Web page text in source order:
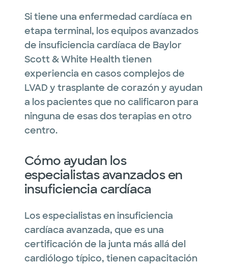
Si tiene una enfermedad cardíaca en
etapa terminal, los equipos avanzados
de insuficiencia cardíaca de Baylor
Scott & White Health tienen
experiencia en casos complejos de
LVAD y trasplante de corazón y ayudan
a los pacientes que no calificaron para
ninguna de esas dos terapias en otro
centro.
Cómo ayudan los
especialistas avanzados en
insuficiencia cardíaca
Los especialistas en insuficiencia
cardíaca avanzada, que es una
certificación de la junta más allá del
cardiólogo típico, tienen capacitación